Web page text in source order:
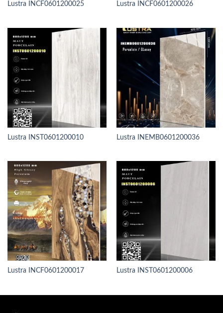
Lustra INCF0601200025 Lustra INCF0601200026
Lustra INST0601200010 Lustra INEMB0601200036
Lustra INCF0601200017 Lustra INST0601200006